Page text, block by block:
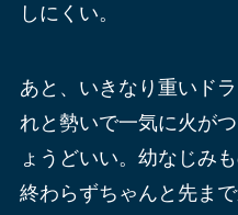
しにくい。
あと、いきなり重いド
れと勢いで一気に火が
ょうどいい。幼なじみ
終わらずちゃんと先ま